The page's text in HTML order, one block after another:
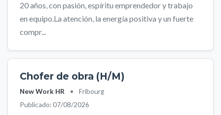
20 años, con pasión, espíritu emprendedor y trabajo
en equipo.La atención, la energía positiva y un fuerte
compr...
Chofer de obra (H/M)
New Work HR •
Fribourg
Publicado: 07/08/2026